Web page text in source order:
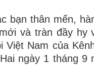
bạn thân mến,
và tràn đầy
Việt Nam của
ngày 1 tháng